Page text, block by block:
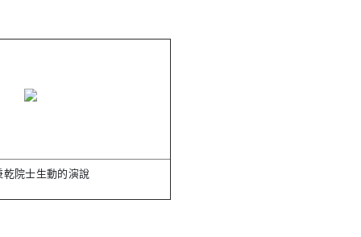
院士生動的演說